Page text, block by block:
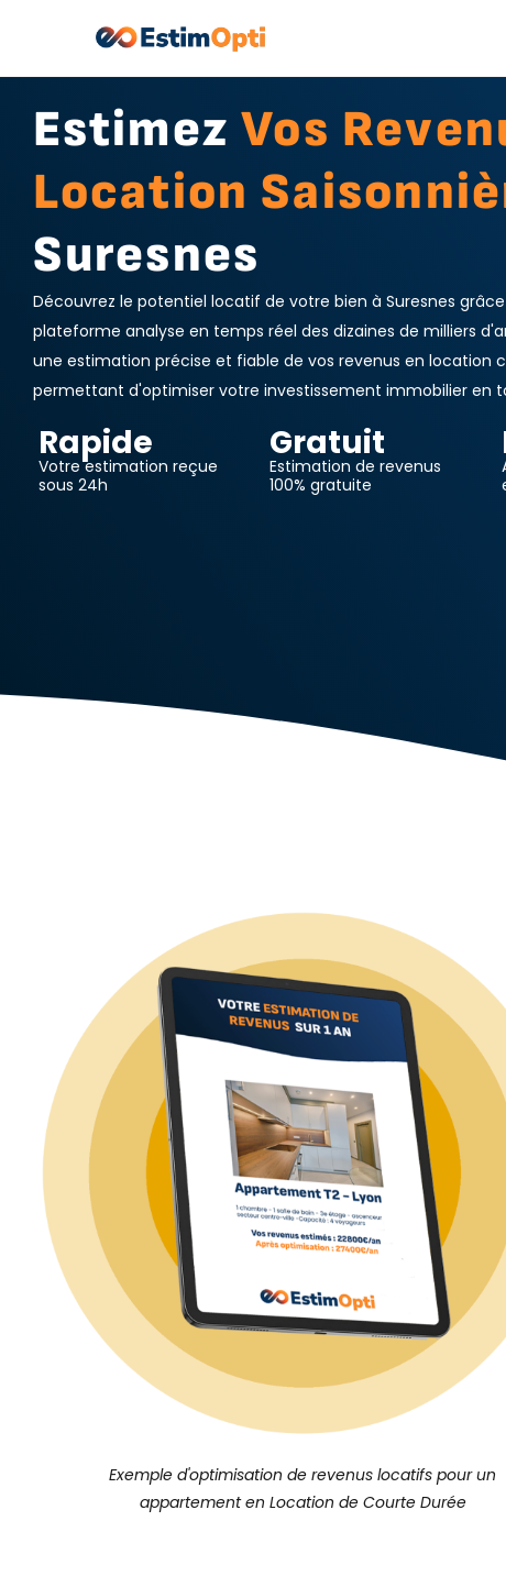
EstimezVos
Location
Suresnes
Découvrez le potentiel locatif de votre bien à Suresnes
plateforme analyse en temps réel des dizaines de milliers
une estimation précise et fiable de vos revenus en location
permettant d'optimiser votre investissement immobilier en
Rapide
Votre estimation reçue
sous 24h
Gratuit
Estimation de revenus
100% gratuite
Exemple d'optimisation de revenus locatifs pour un
appartement en Location de Courte Durée